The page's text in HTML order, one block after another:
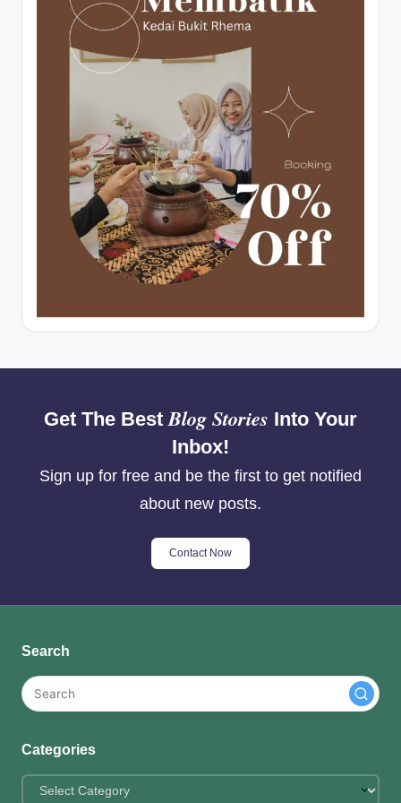
Get The Best Blog Stories Into Your
Inbox!
Sign up for free and be the first to get notified
about new posts.
Contact Now
Search
Categories
Categories